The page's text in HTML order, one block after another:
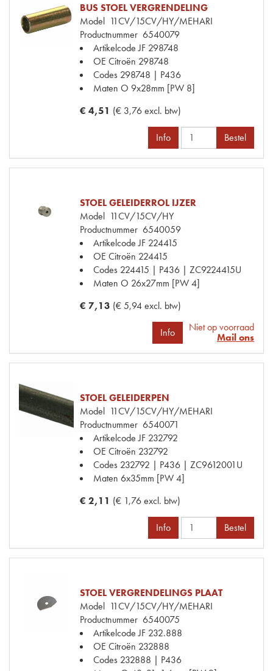
BUS STOEL VERGRENDELING
Model 11CV/15CV/HY/MEHARI
Productnummer 6540079
Artikelcode JF 298748
OE Citroën 298748
Codes 298748 | P436
Maten O 9x28mm [PW 8]
€ 4,51 (€ 3,76 excl. btw)
Info Bestel
STOEL GELEIDERROL IJZER
Model 11CV/15CV/HY
Productnummer 6540059
Artikelcode JF 224415
OE Citroën 224415
Codes 224415 | P436 | ZC9224415U
Maten O 26x27mm [PW 4]
€ 7,13 (€ 5,94 excl. btw)
Info
Niet op voorraad
Mail ons
STOEL GELEIDERPEN
Model 11CV/15CV/HY/MEHARI
Productnummer 6540071
Artikelcode JF 232792
OE Citroën 232792
Codes 232792 | P436 | ZC9612001U
Maten 6x35mm [PW 4]
€ 2,11 (€ 1,76 excl. btw)
Info Bestel
STOEL VERGRENDELINGS PLAAT
Model 11CV/15CV/HY/MEHARI
Productnummer 6540075
Artikelcode JF 232.888
OE Citroën 232888
Codes 232888 | P436